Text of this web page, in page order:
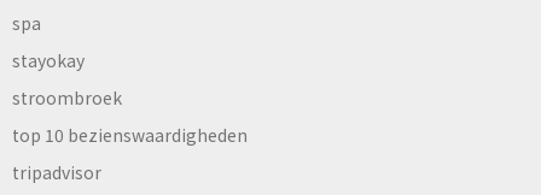
spa
stayokay
stroombroek
top 10 bezienswaardigheden
tripadvisor